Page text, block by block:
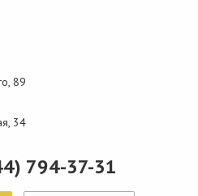
89
34
794-37-31